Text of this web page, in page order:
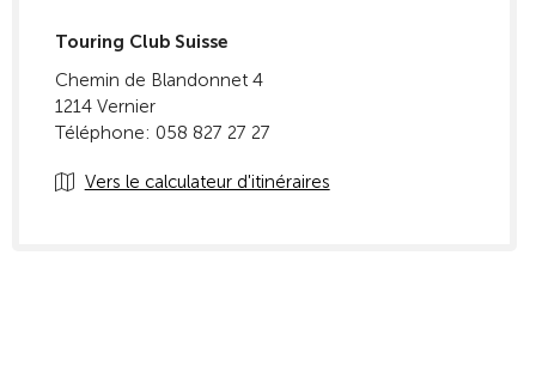
Touring Club Suisse
Chemin de Blandonnet 4
1214 Vernier
Téléphone: 058 827 27 27
Vers le calculateur d'itinéraires